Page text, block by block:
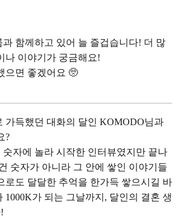
함께하고 있어 늘 즐겁습니다! 더 많
나 이야기가 궁금해요!
으면 좋겠어요 🥺
가득했던 대화의 달인 KOMODO님과
?
자에 놀라 시작한 인터뷰였지만 끝나
숫자가 아니라 그 안에 쌓인 이야기들
로도 달달한 추억을 한가득 쌓으시길 바
1000K가 되는 그날까지, 달인의 결혼 생